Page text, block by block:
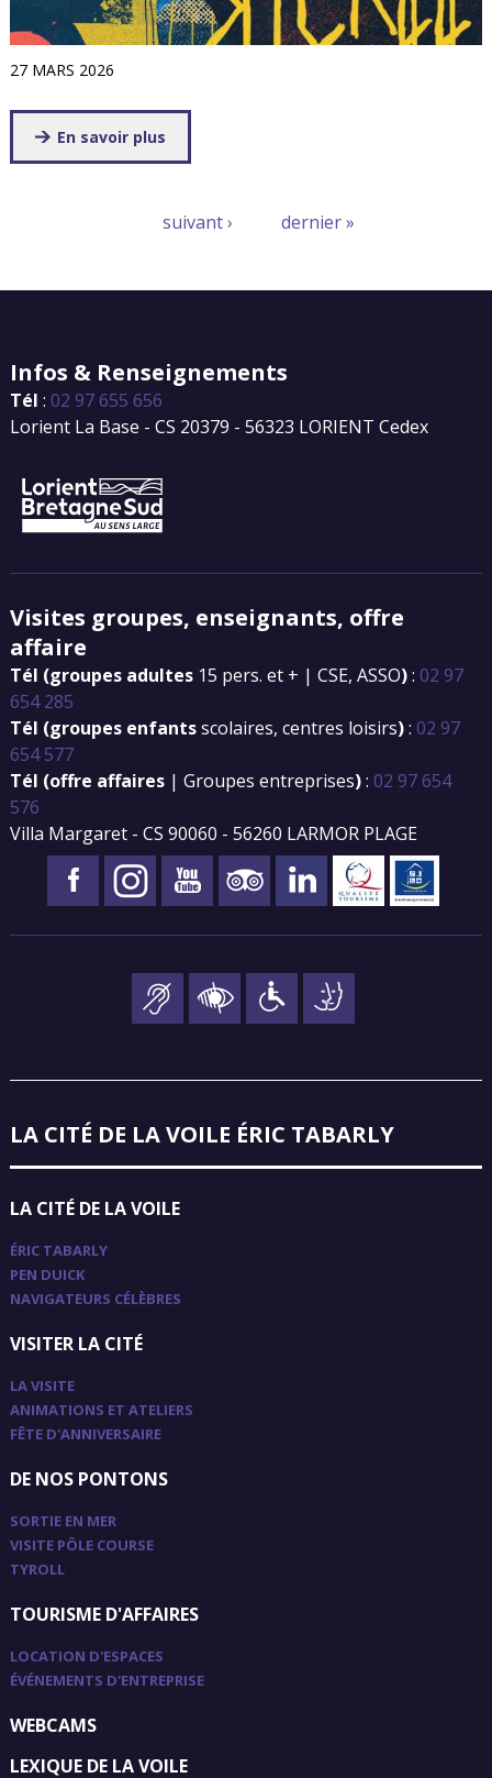
27 MARS 2026
En savoir plus
suivant › dernier »
Infos & Renseignements
Tél : 02 97 655 656
Lorient La Base - CS 20379 - 56323 LORIENT Cedex
Visites groupes, enseignants, offre
affaire
Tél (groupes adultes 15 pers. et + | CSE, ASSO): 02 97
654 285
Tél (groupes enfantsscolaires, centres loisirs): 02 97
654 577
Tél (offre affaires | Groupes entreprises): 02 97 654
576
Villa Margaret - CS 90060 - 56260 LARMOR PLAGE
LA CITÉ DE LA VOILE ÉRIC TABARLY
LA CITÉ DE LA VOILE
ÉRIC TABARLY
PEN DUICK
NAVIGATEURS CÉLÈBRES
VISITER LA CITÉ
LA VISITE
ANIMATIONS ET ATELIERS
FÊTE D'ANNIVERSAIRE
DE NOS PONTONS
SORTIE EN MER
VISITE PÔLE COURSE
TYROLL
TOURISME D'AFFAIRES
LOCATION D'ESPACES
ÉVÉNEMENTS D'ENTREPRISE
WEBCAMS
LEXIQUE DE LA VOILE